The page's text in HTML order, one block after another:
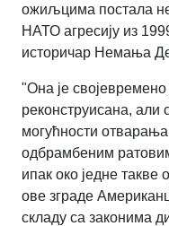
ожиљцима постала
НАТО агресију из
историчар Немања
"Она је
реконструисана, али
могућности
одбрамбеним
ипак око једне такве
ове зграде
складу са законима